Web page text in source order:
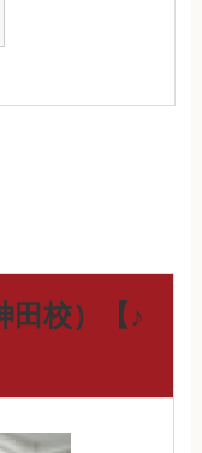
校）【♪